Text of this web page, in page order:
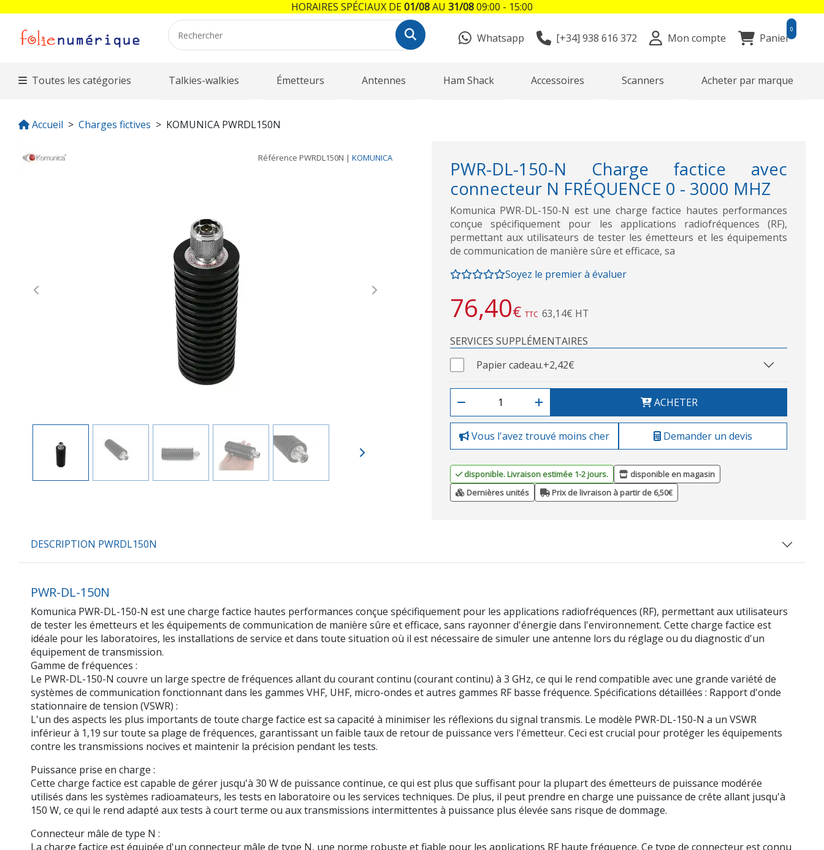
Whatsapp [+34] 938 616 372 Mon compte Panier
0
Toutes les catégories Talkies-walkies Émetteurs Antennes Ham Shack Accessoires Scanners Acheter par marque
Accueil Charges fictives KOMUNICA PWRDL150N
Référence PWRDL150N | KOMUNICA
Previous Next
PWR-DL-150-N Charge factice avec
connecteur N FRÉQUENCE 0 - 3000 MHZ
Komunica PWR-DL-150-N est une charge factice hautes performances
conçue spécifiquement pour les applications radiofréquences (RF),
permettant aux utilisateurs de tester les émetteurs et les équipements
de communication de manière sûre et efficace, sa
Soyez le premier à évaluer
76,40€ TTC 63,14€ HT
SERVICES SUPPLÉMENTAIRES
Papier cadeau.+2,42€
ACHETER
Vous l'avez trouvé moins cher Demander un devis
disponible. Livraison estimée 1-2 jours.
disponible en magasin
Dernières unités
Prix de livraison à partir de 6,50€
DESCRIPTION PWRDL150N
PWR-DL-150N
Komunica PWR-DL-150-N est une charge factice hautes performances conçue spécifiquement pour les applications radiofréquences (RF), permettant aux utilisateurs
de tester les émetteurs et les équipements de communication de manière sûre et efficace, sans rayonner d'énergie dans l'environnement. Cette charge factice est
idéale pour les laboratoires, les installations de service et dans toute situation où il est nécessaire de simuler une antenne lors du réglage ou du diagnostic d'un
équipement de transmission.
Gamme de fréquences :
Le PWR-DL-150-N couvre un large spectre de fréquences allant du courant continu (courant continu) à 3 GHz, ce qui le rend compatible avec une grande variété de
systèmes de communication fonctionnant dans les gammes VHF, UHF, micro-ondes et autres gammes RF basse fréquence. Spécifications détaillées : Rapport d'onde
stationnaire de tension (VSWR) :
L'un des aspects les plus importants de toute charge factice est sa capacité à minimiser les réflexions du signal transmis. Le modèle PWR-DL-150-N a un VSWR
inférieur à 1,19 sur toute sa plage de fréquences, garantissant un faible taux de retour de puissance vers l'émetteur. Ceci est crucial pour protéger les équipements
contre les transmissions nocives et maintenir la précision pendant les tests.
Puissance prise en charge :
Cette charge factice est capable de gérer jusqu'à 30 W de puissance continue, ce qui est plus que suffisant pour la plupart des émetteurs de puissance modérée
utilisés dans les systèmes radioamateurs, les tests en laboratoire ou les services techniques. De plus, il peut prendre en charge une puissance de crête allant jusqu'à
150 W, ce qui le rend adapté aux tests à court terme ou aux transmissions intermittentes à puissance plus élevée sans risque de dommage.
Connecteur mâle de type N :
La charge factice est équipée d'un connecteur mâle de type N, une norme robuste et fiable pour les applications RF haute fréquence. Ce type de connecteur est connu
HORAIRES SPÉCIAUX DE01/08AU 31/0809:00 - 15:00